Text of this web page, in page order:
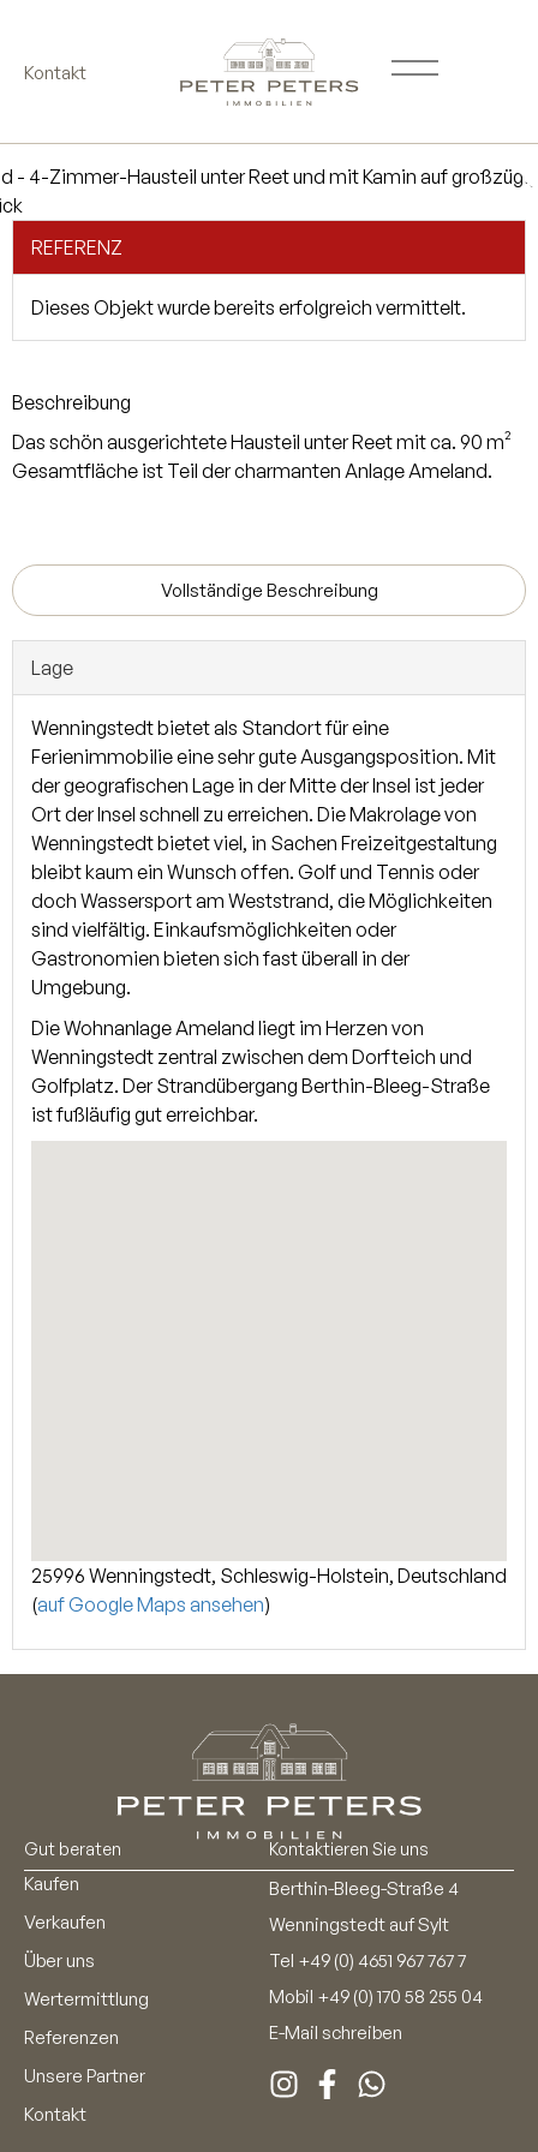
Kontakt
REFERENZ
Dieses Objekt wurde bereits erfolgreich vermittelt.
Beschreibung
Das schön ausgerichtete Hausteil unter Reet mit ca. 90 m²
Gesamtfläche ist Teil der charmanten Anlage Ameland.
befinden sich hochwertige Tischlereinbauten. Der Kamin
sorgt sowohl in den Wintermonaten, wie auch in
Sommernächten für wohlige Stunden. Zur Wohnung gehört
eine ca. 12 m² große Südterrasse, mit Blick in den Garten. In
2007 wurden das Reetdach neu eingedeckt. Die Terrassen
und Wege wurden 2009 komplett erneuert und die
Gartenanlage neu bepflanzt. Eine Waschmaschine und
Trockner stehen im Gemeinschaftsraum zur Verfügung. Ein
Stellplatz sowie ein eigenes Grundbuchblatt gehört
ebenfalls zum Hausteil.
Über den eigenen Hauseingang und einer Diele mit
Garderobe gelangen Sie in das helle Wohn- und Esszimmer
mit offener Küche und Kamin. Über die großen
Fensterelemente erreichen Sie die geschützte Südterasse.
Zudem befindet sich auf dieser Ebene ein Gäste-WC und
ein Abstellraum unter der Treppe. Das Dachgeschoss
verfügt über ein großzügiges Schlafzimmer, ein Duschbad
und einen weiteren Raum mit einem Einzelbett. Der
Vollständige Beschreibung
Lage
Wenningstedt bietet als Standort für eine
Ferienimmobilie eine sehr gute Ausgangsposition. Mit
der geografischen Lage in der Mitte der Insel ist jeder
Ort der Insel schnell zu erreichen. Die Makrolage von
Wenningstedt bietet viel, in Sachen Freizeitgestaltung
bleibt kaum ein Wunsch offen. Golf und Tennis oder
doch Wassersport am Weststrand, die Möglichkeiten
sind vielfältig. Einkaufsmöglichkeiten oder
Gastronomien bieten sich fast überall in der
Umgebung.
Die Wohnanlage Ameland liegt im Herzen von
Wenningstedt zentral zwischen dem Dorfteich und
Golfplatz. Der Strandübergang Berthin-Bleeg-Straße
ist fußläufig gut erreichbar.
25996 Wenningstedt, Schleswig-Holstein, Deutschland
(auf Google Maps ansehen)
Gut beraten
Kaufen
Verkaufen
Über uns
Wertermittlung
Referenzen
Unsere Partner
Kontakt
Kontaktieren Sie uns
Berthin-Bleeg-Straße 4
Wenningstedt auf Sylt
Tel +49 (0) 4651 967 767 7
Mobil +49 (0) 170 58 255 04
E-Mail schreiben